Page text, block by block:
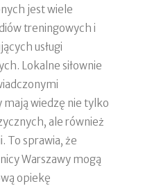
jest wiele
treningowych i
usługi
Lokalne siłownie
wiedzę nie tylko
ale również
To sprawia, że
Warszawy mogą
opiekę